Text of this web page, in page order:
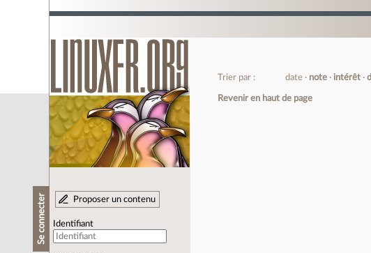
Se connecter Proposer un contenu
Identifiant
Trier par : date note intérêt
Revenir en haut de page